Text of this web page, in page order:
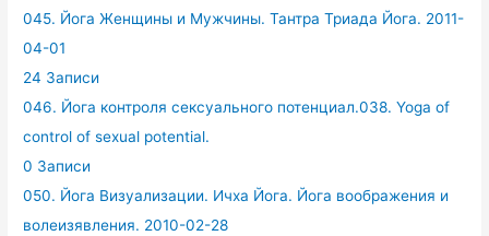
045. Йога Женщины и Мужчины. Тантра Триада Йога. 2011-
04-01
24 Записи
046. Йога контроля сексуального потенциал.038. Yoga of
control of sexual potential.
0 Записи
050. Йога Визуализации. Ичха Йога. Йога воображения и
волеизявления. 2010-02-28